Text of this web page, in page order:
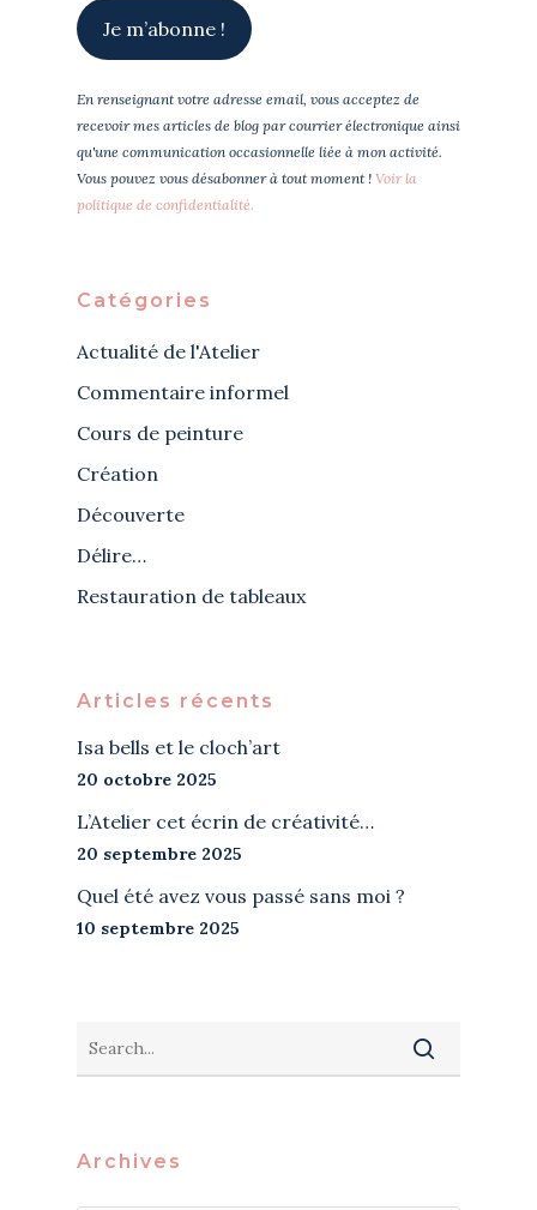
En renseignant votre adresse email, vous acceptez de
recevoir mes articles de blog par courrier électronique ainsi
qu'une communication occasionnelle liée à mon activité.
Vous pouvez vous désabonner à tout moment ! Voir la
politique de confidentialité.
Catégories
Actualité de l'Atelier
Commentaire informel
Cours de peinture
Création
Découverte
Délire…
Restauration de tableaux
Articles récents
Isa bells et le cloch’art
20 octobre 2025
L’Atelier cet écrin de créativité…
20 septembre 2025
Quel été avez vous passé sans moi ?
10 septembre 2025
Archives